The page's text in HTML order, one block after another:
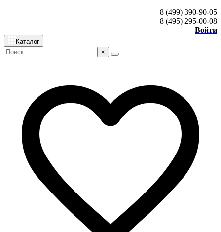
8 (499) 390-90-05
8 (495) 295-00-08
Войти
Каталог
×